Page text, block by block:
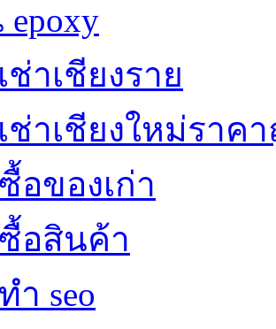
ช่าเชียงราย
ช่าเชียงใหม่ราค
อของเก่า
อสินค้า
ำ seo